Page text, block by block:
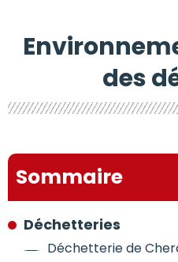
des
Sommaire
Déchetteries
Déchetterie de